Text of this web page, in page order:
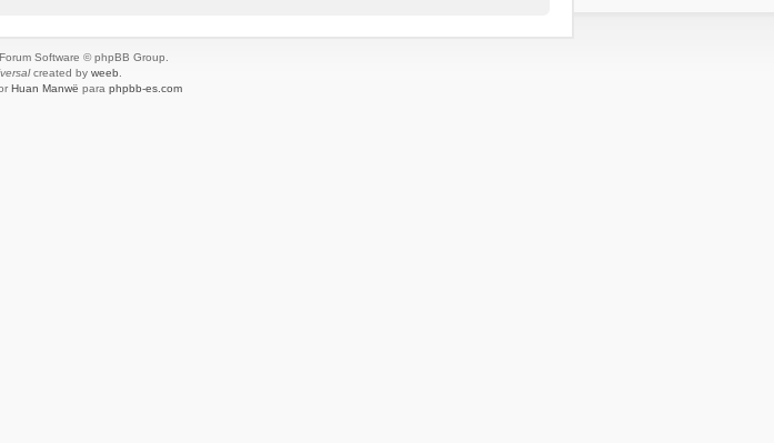
Software © phpBB Group.
created by weeb
Huan Manwë para phpbb-es.com